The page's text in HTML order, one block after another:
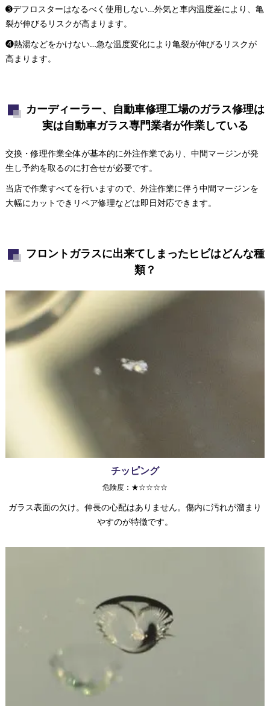
➌デフロスターはなるべく使用しない…外気と車内温度差により、亀
裂が伸びるリスクが高まります。
❹熱湯などをかけない…急な温度変化により亀裂が伸びるリスクが
高まります。
カーディーラー、自動車修理工場のガラス修理は
実は自動車ガラス専門業者が作業している
交換・修理作業全体が基本的に外注作業であり、中間マージンが発
生し予約を取るのに打合せが必要です。
当店で作業すべてを行いますので、外注作業に伴う中間マージンを
大幅にカットできリペア修理などは即日対応できます。
フロントガラスに出来てしまったヒビはどんな種
類？
チッピング
危険度：★☆☆☆☆
ガラス表面の欠け。伸長の心配はありません。傷内に汚れが溜まり
やすのが特徴です。